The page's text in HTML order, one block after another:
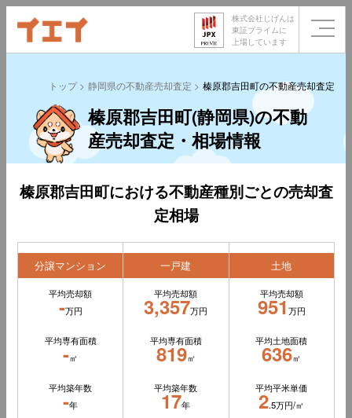
株式会社じげんは
東証プライムに
上場しています
トップ 静岡県の不動産売却査定 榛原郡吉田町の不動産売却査定
榛原郡吉田町(静岡県)の不動
産売却査定・相場情報
榛原郡吉田町における不動産種別ごとの売却査
定相場
分譲マンション
平均売却額
-万円
平均専有面積
-㎡
平均築年数
-年
一戸建
平均売却額
3,357万円
平均専有面積
819㎡
平均築年数
17年
土地
平均売却額
951 万円
平均土地面積
636㎡
平均平米単価
2.5万円/㎡